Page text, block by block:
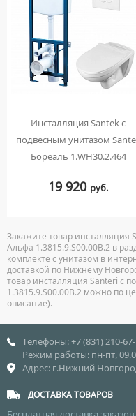
Инсталляция Santek с
подвесным унитазом
Бореаль 1.WH30.2.464
19 920 руб.
Закажите товар инсталляция
Альфа 1.3815.9.S00.00B.2 в
комплекте с унитазом в
доставкой по Нижнему
товар инсталляция Santeri с
1.3815.9.S00.00B.2 можно по
описание).
Телефоны: +7 (831) 210-
Режим работы: пн-пт,
Адрес: г.Нижний
ДОСТАВКА ТОВАРОВ